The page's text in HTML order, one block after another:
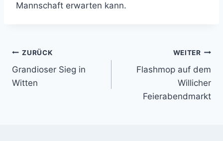
Mannschaft erwarten kann.
Beitragsnavigation
ZURÜCK
Grandioser Sieg in
Witten
WEITER
Flashmop auf dem
Willicher
Feierabendmarkt